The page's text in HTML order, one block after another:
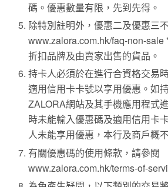
碼。優惠數量有限，先到先得。
除特別註明外，優惠二及優惠三
www.zalora.com.hk/faq-non-sale
折扣品牌及由賣家出售的貨品。
持卡人必須於在進行合資格交易
適用信用卡卡號以享用優惠。如
ZALORA網站及其手機應用程式
時未能輸入優惠碼及適用信用卡
人未能享用優惠，本行及商戶概
有關優惠碼的使用條款，請參閱
www.zalora.com.hk/terms-of-